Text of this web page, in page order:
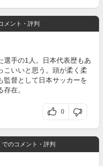
メント・評判
選手の1人。日本代表歴もあ
こいいと思う。頭が柔く柔
監督として日本サッカーを
在。
0
でのコメント・評判